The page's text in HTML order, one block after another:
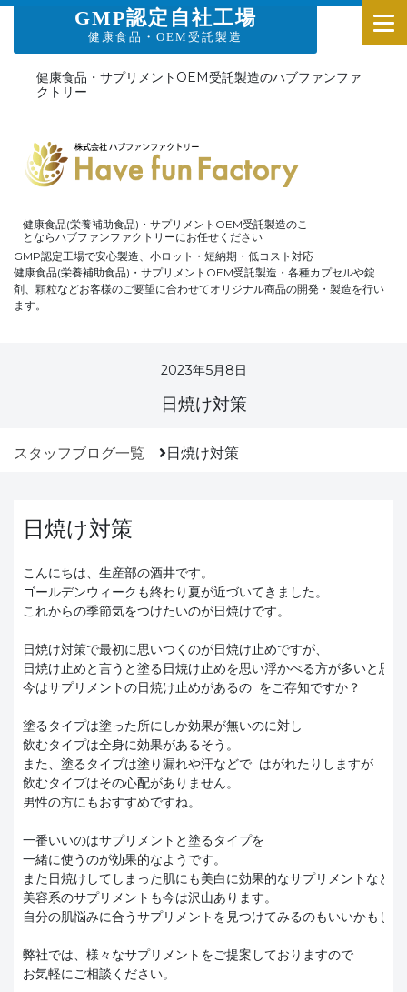
GMP認定自社工場
健康食品・OEM受託製造
健康食品・サプリメントOEM受託製造のハブファンファ
クトリー
健康食品(栄養補助食品)・サプリメントOEM受託製造のこ
とならハブファンファクトリーにお任せください
GMP認定工場で安心製造、小ロット・短納期・低コスト対応
健康食品(栄養補助食品)・サプリメントOEM受託製造・各種カプセルや錠
剤、顆粒などお客様のご要望に合わせてオリジナル商品の開発・製造を行い
ます。
2023年5月8日
日焼け対策
スタッフブログ一覧 日焼け対策
日焼け対策
こんにちは、生産部の酒井です。
ゴールデンウィークも終わり夏が近づいてきました。
これからの季節気をつけたいのが日焼けです。
日焼け対策で最初に思いつくのが日焼け止めですが、
日焼け止めと言うと塗る日焼け止めを思い浮かべる方が多いと思
今はサプリメントの日焼け止めがあるの をご存知ですか？
塗るタイプは塗った所にしか効果が無いのに対し
飲むタイプは全身に効果があるそう。
また、塗るタイプは塗り漏れや汗などで はがれたりしますが
飲むタイプはその心配がありません。
男性の方にもおすすめですね。
一番いいのはサプリメントと塗るタイプを
一緒に使うのが効果的なようです。
また日焼けしてしまった肌にも美白に効果的なサプリメントなど
美容系のサプリメントも今は沢山あります。
自分の肌悩みに合うサプリメントを見つけてみるのもいいかもし
弊社では、様々なサプリメントをご提案しておりますので
お気軽にご相談ください。